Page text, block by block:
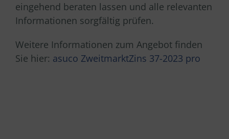
eingehend beraten lassen und alle relevanten
Informationen sorgfältig prüfen.
Weitere Informationen zum Angebot finden
Sie hier: asuco ZweitmarktZins 37-2023 pro